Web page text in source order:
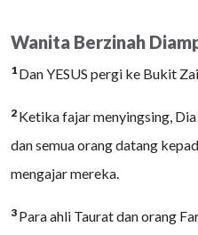
Wanita Berzinah
1 Dan YESUS pergi ke Bukit
2 Ketika fajar menyingsing,
dan semua orang datang
mengajar mereka.
3 Para ahli Taurat dan orang